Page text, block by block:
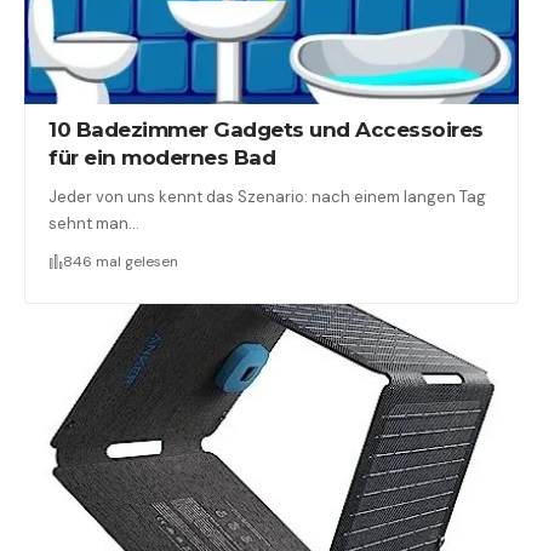
10 Badezimmer Gadgets und Accessoires
für ein modernes Bad
Jeder von uns kennt das Szenario: nach einem langen Tag
sehnt man…
846 mal gelesen